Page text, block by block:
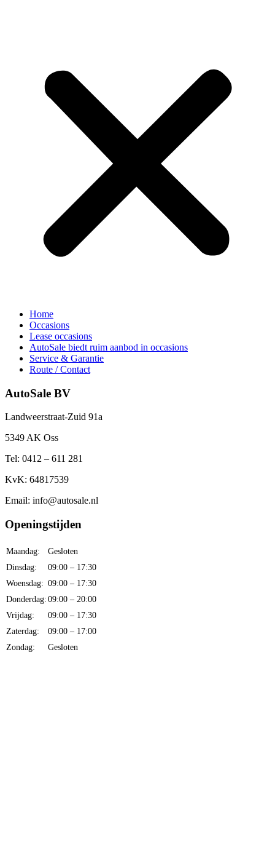
Home
Occasions
Lease occasions
AutoSale biedt ruim aanbod in occasions
Service & Garantie
Route / Contact
AutoSale BV
Landweerstraat-Zuid 91a
5349 AK Oss
Tel: 0412 – 611 281
KvK: 64817539
Email: info@autosale.nl
Openingstijden
Maandag:
Gesloten
Dinsdag:
09:00 – 17:30
Woensdag: 09:00 – 17:30
Donderdag: 09:00 – 20:00
Vrijdag:
09:00 – 17:30
Zaterdag:
09:00 – 17:00
Zondag:
Gesloten